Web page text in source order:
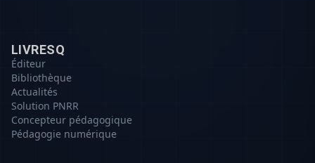
LIVRESQ
Éditeur
Bibliothèque
Actualités
Solution PNRR
Concepteur pédagogique
Pédagogie numérique